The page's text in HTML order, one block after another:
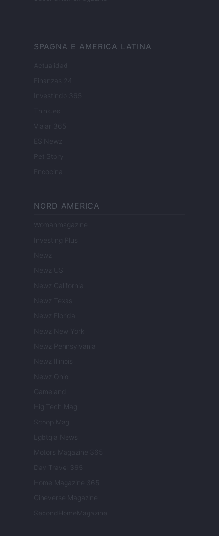
SPAGNA E AMERICA LATINA
Actualidad
Finanzas 24
Investindo 365
Think.es
Viajar 365
ES Newz
Encocina
NORD AMERICA
Womanmagazine
Investing Plus
Newz
Newz US
Newz California
Newz Texas
Newz Florida
Newz New York
Newz Pennsylvania
Newz Illinois
Newz Ohio
Gameland
Hig Tech Mag
Scoop Mag
Lgbtqia News
Motors Magazine 365
Day Travel 365
Home Magazine 365
Cineverse Magazine
SecondHomeMagazine